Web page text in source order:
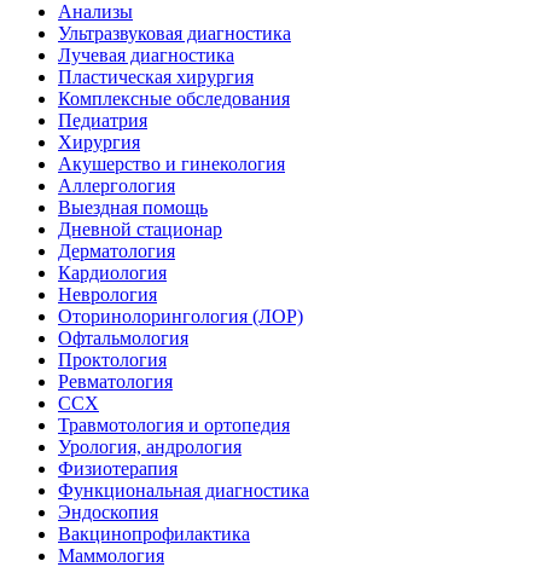
Анализы
Ультразвуковая диагностика
Лучевая диагностика
Пластическая хирургия
Комплексные обследования
Педиатрия
Хирургия
Акушерство и гинекология
Аллергология
Выездная помощь
Дневной стационар
Дерматология
Кардиология
Неврология
Оторинолорингология (ЛОР)
Офтальмология
Проктология
Ревматология
ССХ
Травмотология и ортопедия
Урология, андрология
Физиотерапия
Функциональная диагностика
Эндоскопия
Вакцинопрофилактика
Маммология